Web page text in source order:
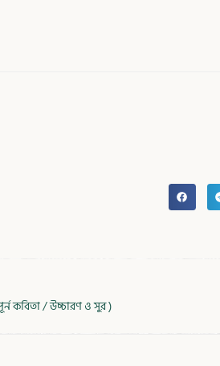
কবিতা / উচ্চারণ ও সুর )